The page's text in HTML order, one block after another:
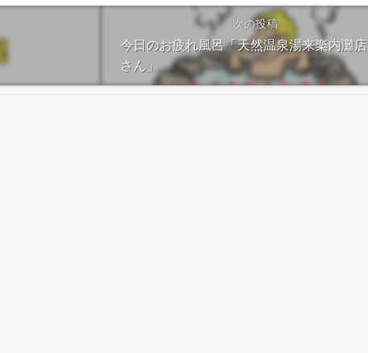
次の投稿
今日のお疲れ風呂「天然温泉湯来楽内灘店
さん」